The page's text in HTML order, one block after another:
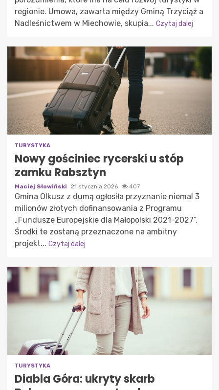
regionie. Umowa, zawarta między Gminą Trzyciąż a
Nadleśnictwem w Miechowie, skupia... Czytaj dalej
TURYSTYKA
Nowy gościniec rycerski u stóp
zamku Rabsztyn
Maciej Słowiński 21 stycznia 2026 407
Gmina Olkusz z dumą ogłosiła przyznanie niemal 3
milionów złotych dofinansowania z Programu
„Fundusze Europejskie dla Małopolski 2021-2027”.
Środki te zostaną przeznaczone na ambitny
projekt... Czytaj dalej
TURYSTYKA
Diabla Góra: ukryty skarb